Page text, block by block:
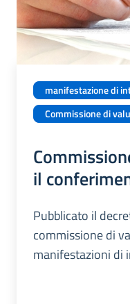
manifestazione di
Commissione di
il
Pubblicato il
commissione di
manifestazioni di